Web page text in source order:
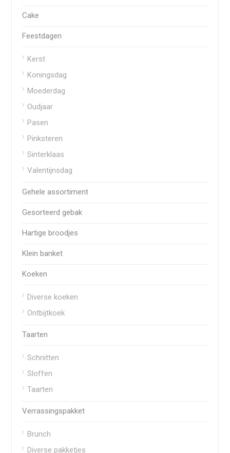
Cake
Feestdagen
Kerst
Koningsdag
Moederdag
Oudjaar
Pasen
Pinksteren
Sinterklaas
Valentijnsdag
Gehele assortiment
Gesorteerd gebak
Hartige broodjes
Klein banket
Koeken
Diverse koeken
Ontbijtkoek
Taarten
Schnitten
Sloffen
Taarten
Verrassingspakket
Brunch
Diverse pakketjes